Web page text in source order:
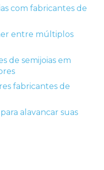
com fabricantes de
entre múltiplos
de semijoias em
fabricantes de
alavancar suas